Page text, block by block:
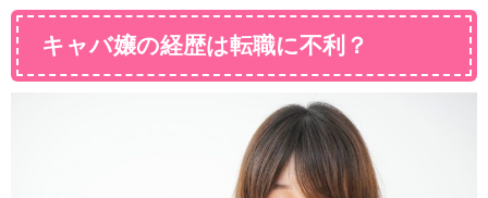
キャバ嬢の経歴は転職に不利？